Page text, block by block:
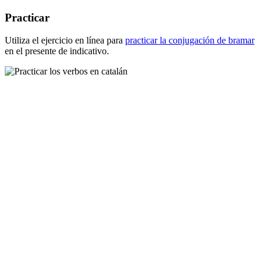
Practicar
Utiliza el ejercicio en línea para practicar la conjugación de bramar
en el presente de indicativo.